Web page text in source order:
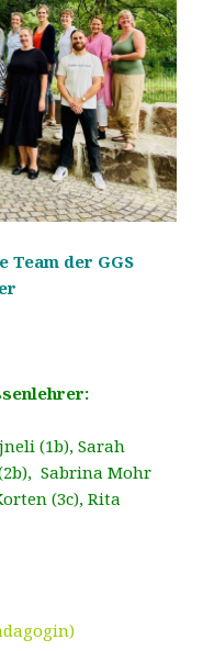
der GGS
(1b), Sarah
Sabrina Mohr
(3c), Rita